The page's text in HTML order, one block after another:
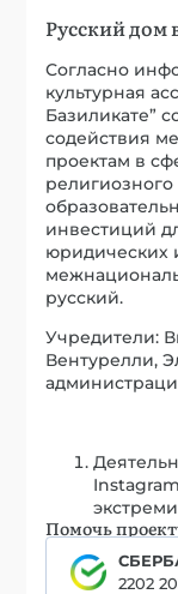
Русский дом
Согласно
культурная
Базиликате”
содействия
проектам в
инвестиций
юридических
русский.
Учредители:
Вентурелли,
администра
Помочь
2202